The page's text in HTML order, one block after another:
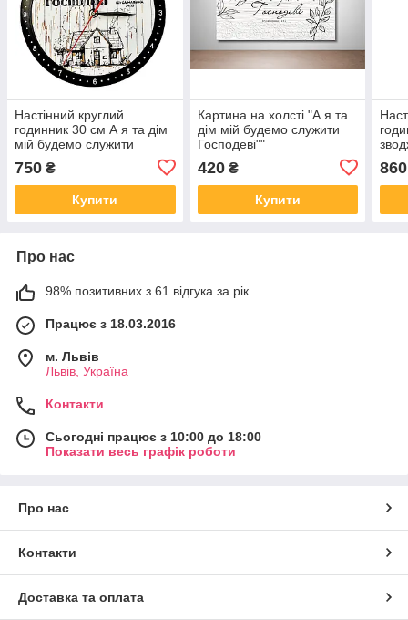
Настінний круглий
годинник 30 см А я та дім
мій будемо служити
750 ₴
Купити
Картина на холсті "А я та
дім мій будемо служити
Господеві""
420₴
Купити
860
Про нас
98% позитивних з 61 відгука за рік
Працює з 18.03.2016
м. Львів
Львів, Україна
Контакти
Сьогодні працює з 10:00 до 18:00
Показати весь графік роботи
Про нас
Контакти
Доставка та оплата